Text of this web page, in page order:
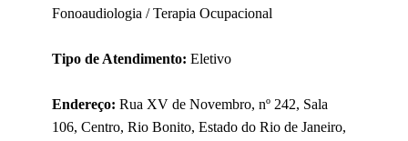
Fonoaudiologia / Terapia Ocupacional
Tipo de Atendimento: Eletivo
Endereço: Rua XV de Novembro, nº 242, Sala
106, Centro, Rio Bonito, Estado do Rio de Janeiro,